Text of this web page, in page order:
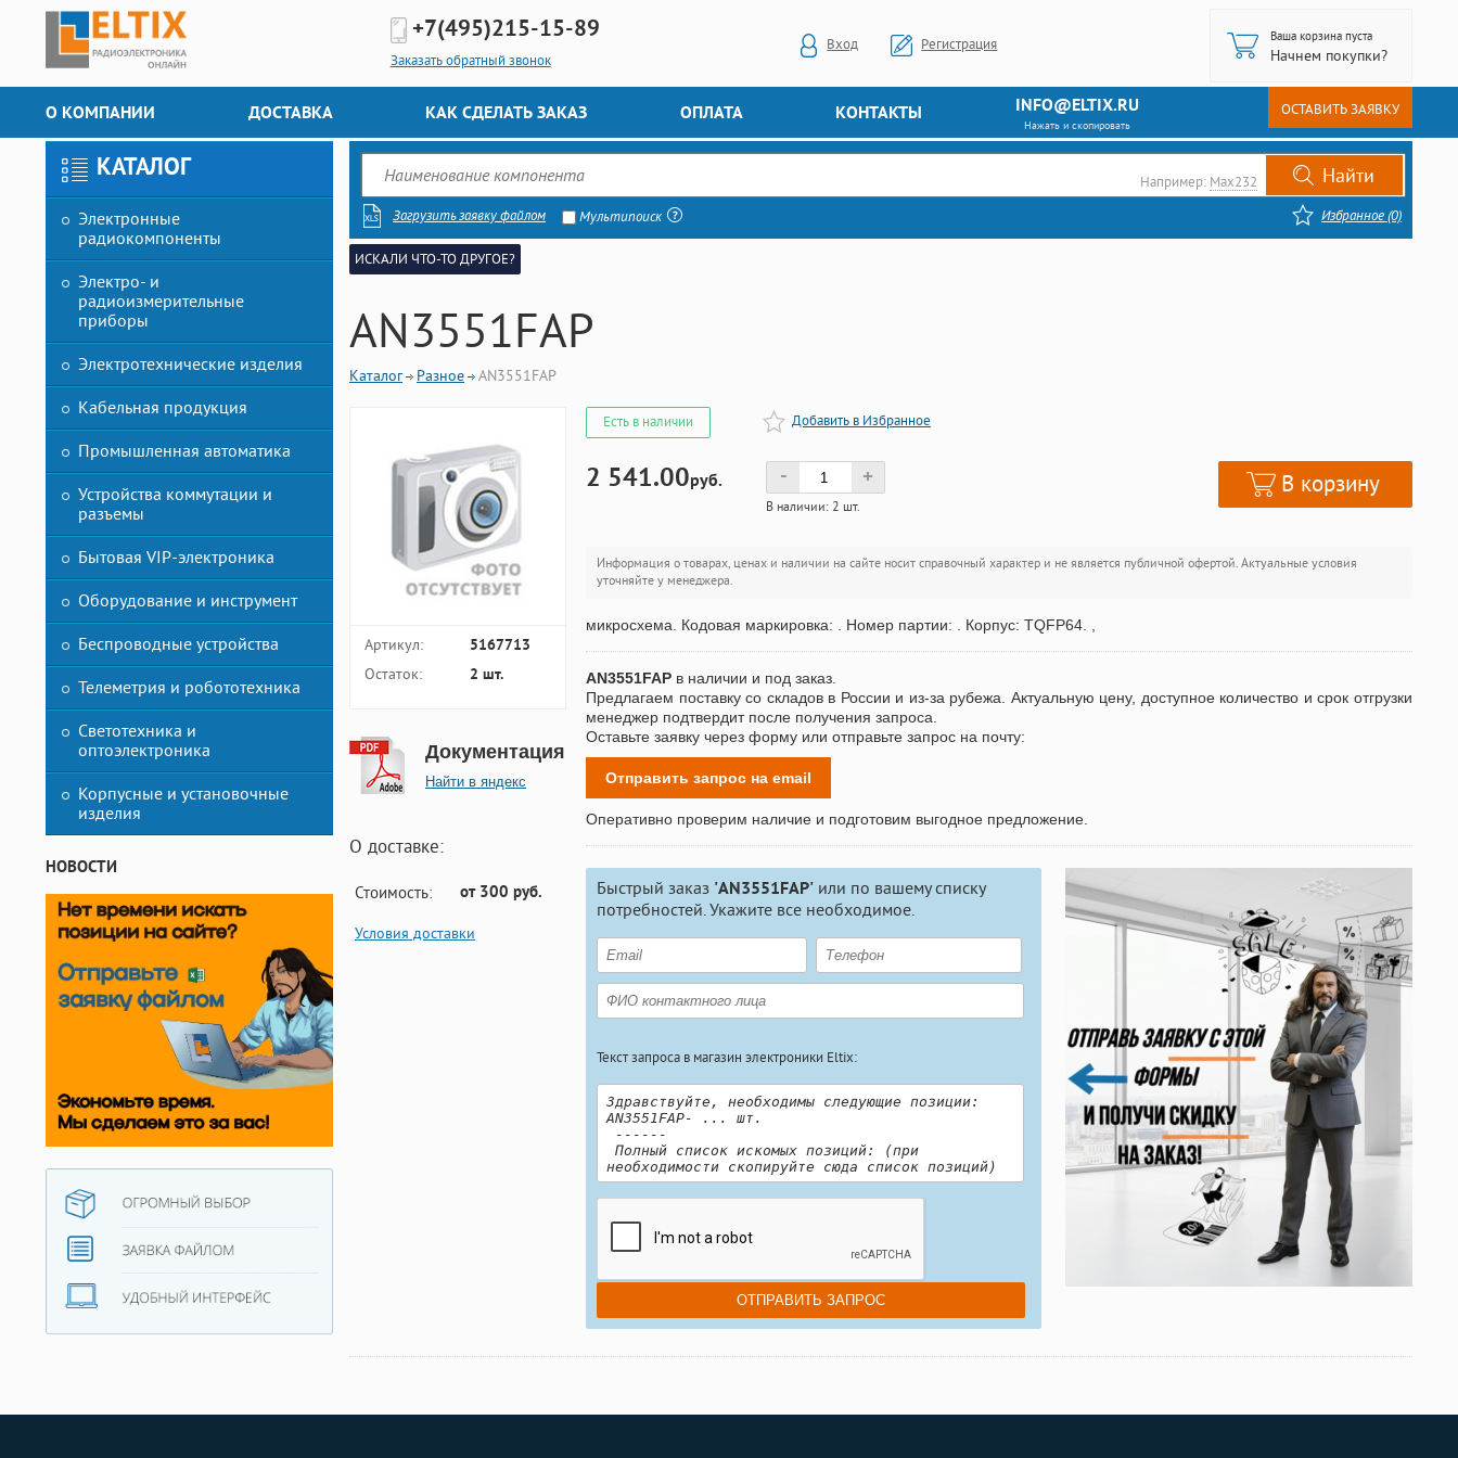
+7(495)215-15-89
Заказать обратный звонок
Вход Регистрация
Ваша корзина пуста
Начнем покупки?
О КОМПАНИИ ДОСТАВКА КАК СДЕЛАТЬ ЗАКАЗ ОПЛАТА КОНТАКТЫ INFO@ELTIX.RU
Нажать и скопировать
ОСТАВИТЬ ЗАЯВКУ
КАТАЛОГ
Электронные
радиокомпоненты
Электро- и
радиоизмерительные
приборы
Электротехнические изделия
Кабельная продукция
Промышленная автоматика
Устройства коммутации и
разъемы
Бытовая VIP-электроника
Оборудование и инструмент
Беспроводные устройства
Телеметрия и робототехника
Светотехника и
оптоэлектроника
Корпусные и установочные
изделия
НОВОСТИ
Например: Max232
Загрузить заявку файлом Мультипоиск Избранное (0)
ИСКАЛИ ЧТО-ТО ДРУГОЕ?
AN3551FAP
Каталог Разное AN3551FAP
Есть в наличии Добавить в Избранное
2 541.00руб. - +
В наличии: 2 шт.
В корзину
Информация о товарах, ценах и наличии на сайте носит справочный характер и не является публичной офертой. Актуальные условия
уточняйте у менеджера.
микросхема. Кодовая маркировка: . Номер партии: . Корпус: TQFP64. ,
AN3551FAP в наличии и под заказ.
Предлагаем поставку со складов в России и из-за рубежа. Актуальную цену, доступное количество и срок отгрузки
менеджер подтвердит после получения запроса.
Оставьте заявку через форму или отправьте запрос на почту:
Отправить запрос на email
Оперативно проверим наличие и подготовим выгодное предложение.
Быстрый заказ 'AN3551FAP' или по вашему списку
потребностей. Укажите все необходимое.
Текст запроса в магазин электроники Eltix:
Артикул: 5167713
Остаток: 2 шт.
Документация
Найти в яндекс
О доставке:
Стоимость: от 300 руб.
Условия доставки